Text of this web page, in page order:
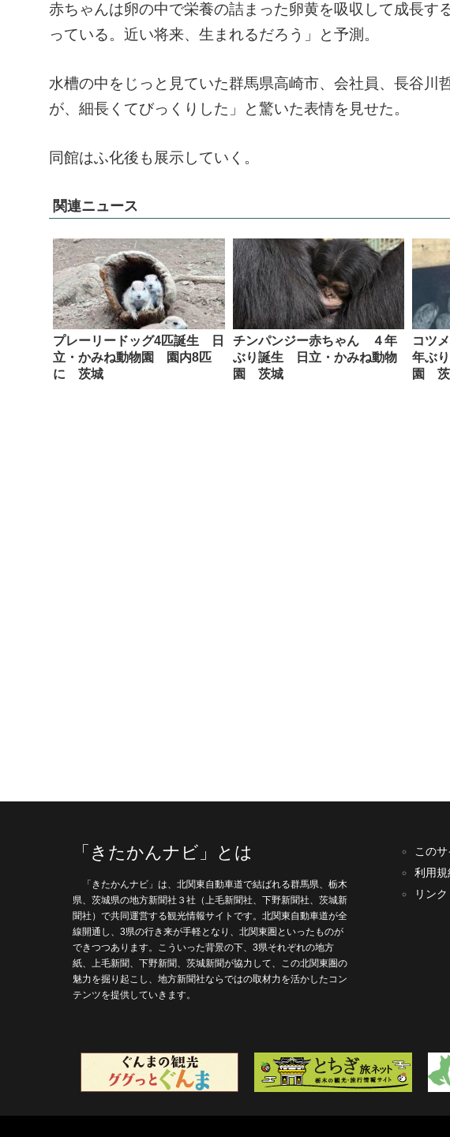
赤ちゃんは卵の中で栄養の詰まった卵黄を吸収して成長す
っている。近い将来、生まれるだろう」と予測。
水槽の中をじっと見ていた群馬県高崎市、会社員、長谷川
が、細長くてびっくりした」と驚いた表情を見せた。
同館はふ化後も展示していく。
関連ニュース
プレーリードッグ4匹誕生 日
立・かみね動物園 園内8匹
に 茨城
チンパンジー赤ちゃん ４年
ぶり誕生 日立・かみね動物
園 茨城
コツ
年ぶ
園 茨
「きたかんナビ」とは
「きたかんナビ」は、北関東自動車道で結ばれる群馬県、栃木
県、茨城県の地方新聞社３社（上毛新聞社、下野新聞社、茨城新
聞社）で共同運営する観光情報サイトです。北関東自動車道が全
線開通し、3県の行き来が手軽となり、北関東圏といったものが
できつつあります。こういった背景の下、3県それぞれの地方
紙、上毛新聞、下野新聞、茨城新聞が協力して、この北関東圏の
魅力を掘り起こし、地方新聞社ならではの取材力を活かしたコン
テンツを提供していきます。
この
利用規
リンク